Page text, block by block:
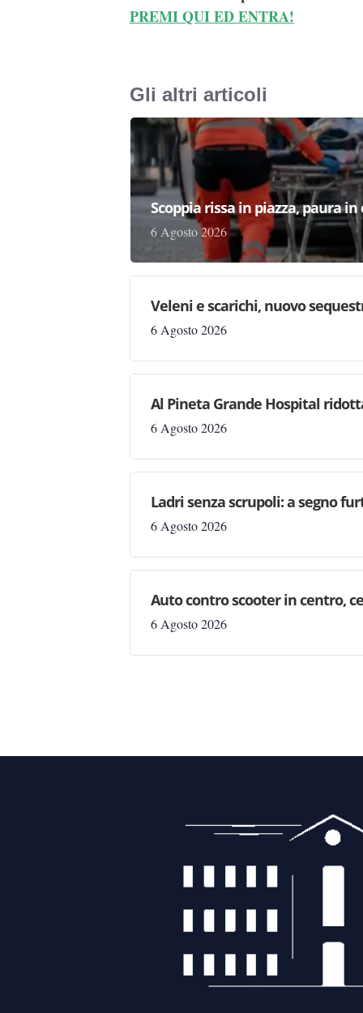
PREMI QUI ED ENTRA!
Gli altri articoli
Scoppia rissa in piazza, paura
6 Agosto 2026
Veleni e scarichi, nuovo
6 Agosto 2026
Al Pineta Grande Hospital
6 Agosto 2026
Ladri senza scrupoli: a segno
6 Agosto 2026
Auto contro scooter in centro,
6 Agosto 2026